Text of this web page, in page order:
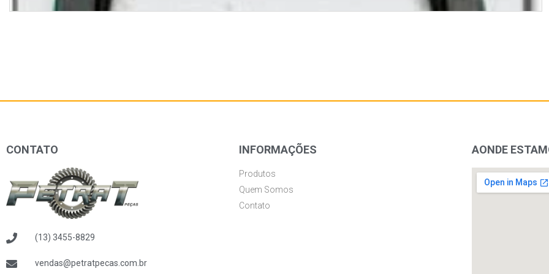
CONTATO
(13) 3455-8829
vendas@petratpecas.com.br
INFORMAÇÕES
Produtos
Quem Somos
Contato
AONDE